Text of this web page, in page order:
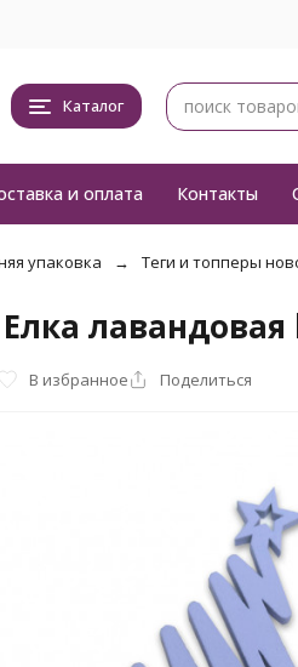
Каталог
и оплата Контакты
упаковка Теги и топперы
лавандовая
В избранное Поделиться